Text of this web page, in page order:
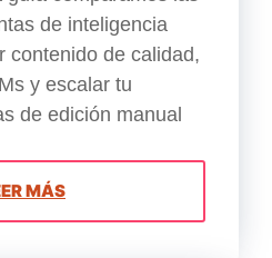
de inteligencia
contenido de calidad,
y escalar tu
de edición manual
MÁS